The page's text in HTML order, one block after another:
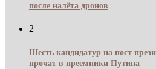
после налёта дронов
2
Шесть кандидатур на пост
прочат в преемники Путина